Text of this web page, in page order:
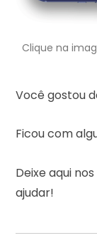
Clique na
Você gostou
Ficou com
Deixe aqui
ajudar!